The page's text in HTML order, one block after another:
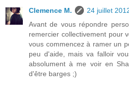
Clemence M.
24 juillet
Avant de vous répondre
remercier collectivement pour
vous commencez à ramer un
peu d'aide, mais va falloir
absolument à me voir en
d'être barges ;)